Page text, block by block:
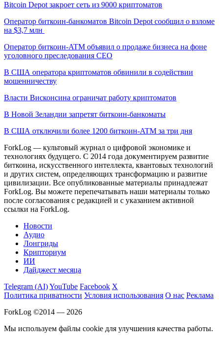
Bitcoin Depot закроет сеть из 9000 криптоматов
Оператор биткоин-банкоматов Bitcoin Depot сообщил о взломе
на $3,7 млн
Оператор биткоин-ATM объявил о продаже бизнеса на фоне
уголовного преследования CEO
В США оператора криптоматов обвинили в содействии
мошенничеству
Власти Висконсина ограничат работу криптоматов
В Новой Зеландии запретят биткоин-банкоматы
В США отключили более 1200 биткоин-ATM за три дня
ForkLog — культовый журнал о цифровой экономике и
технологиях будущего. С 2014 года документируем развитие
биткоина, искусственного интеллекта, квантовых технологий
и других систем, определяющих трансформацию и развитие
цивилизации. Все опубликованные материалы принадлежат
ForkLog. Вы можете перепечатывать наши материалы только
после согласования с редакцией и с указанием активной
ссылки на ForkLog.
Новости
Аудио
Лонгриды
Крипториум
ИИ
Дайджест месяца
Telegram (AI)YouTube Facebook X
Политика приватности Условия использования О нас Реклама
ForkLog ©2014 — 2026
Мы используем файлы cookie для улучшения качества работы.